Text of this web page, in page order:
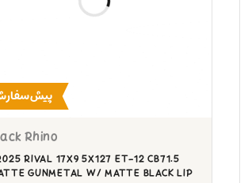
Rhino
RIVAL 17X9 5X127 ET-12 CB71.5
GUNMETAL W/ MATTE BLACK LIP